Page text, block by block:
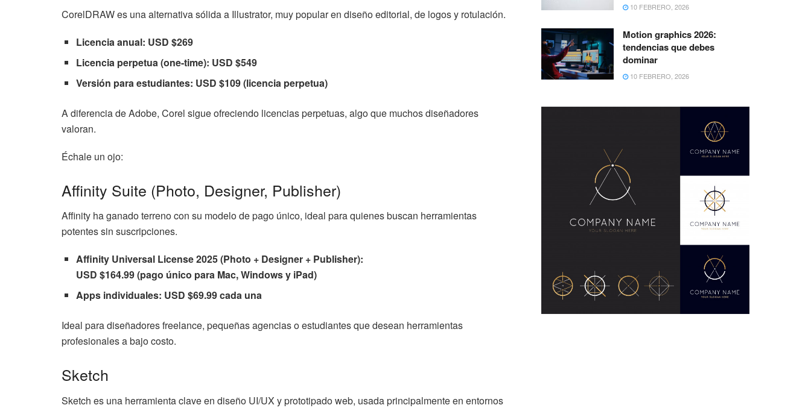
CorelDRAW es una alternativa sólida a Illustrator, muy popular en diseño editorial, de logos y rotulación.
Licencia anual: USD $269
Licencia perpetua (one-time): USD $549
Versión para estudiantes: USD $109 (licencia perpetua)
A diferencia de Adobe, Corel sigue ofreciendo licencias perpetuas, algo que muchos diseñadores
valoran.
Échale un ojo:
Affinity Suite (Photo, Designer, Publisher)
Affinity ha ganado terreno con su modelo de pago único, ideal para quienes buscan herramientas
potentes sin suscripciones.
Affinity Universal License 2025 (Photo + Designer + Publisher):
USD $164.99 (pago único para Mac, Windows y iPad)
Apps individuales: USD $69.99 cada una
Ideal para diseñadores freelance, pequeñas agencias o estudiantes que desean herramientas
profesionales a bajo costo.
Sketch
Sketch es una herramienta clave en diseño UI/UX y prototipado web, usada principalmente en entornos
10 FEBRERO, 2026
Motion graphics 2026:
tendencias que debes
dominar
10 FEBRERO, 2026